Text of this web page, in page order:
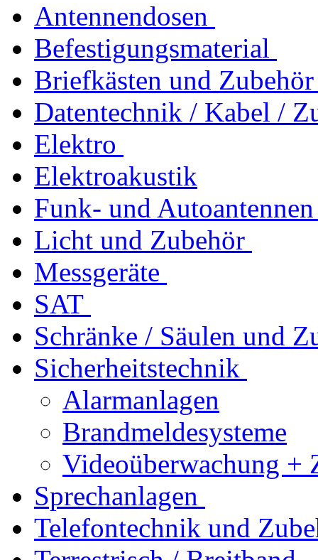
Antennendosen
Befestigungsmaterial
Briefkästen und Zubehör
Datentechnik / Kabel /
Elektro
Elektroakustik
Funk- und Autoantennen
Licht und Zubehör
Messgeräte
SAT
Schränke / Säulen und
Sicherheitstechnik
Alarmanlagen
Brandmeldesysteme
Videoüberwachung +
Sprechanlagen
Telefontechnik und